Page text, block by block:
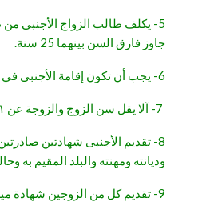
5- يكلف طالب الزواج الأجنبى
جاوز فارق السن بينهما 25 سنة.
6- يجب أن تكون إقامة الأجنبى في مصر بغرض غير السياحة.
8- تقديم الأجنبى شهادتين
وديانته ومهنته والبلد المقيم
9- تقديم كل من الزوجين شهادة ميلاده فأن تعذر ذلك وجب على الأجنبى تقديم أية وثيقة رسمية تقوم مقامها ووجب على المصرية تقديم صورة رسمية من واقعة قيد الميلاد .